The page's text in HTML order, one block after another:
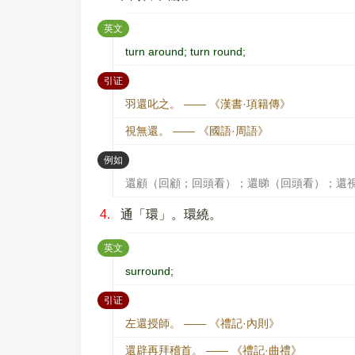
英文 ：
turn around; turn round;
引证：
羽還叱之。 —— 《漢書·項籍傳》
視無還。 —— 《國語·周語》
例如 ：
還顧（回顧；回頭看）；還睇（回頭看）；還
4. 通「環」。環繞。
英文 ：
surround;
引证：
左還授師。 —— 《禮記·內則》
還辟再拜稽首。 —— 《禮記·曲禮》